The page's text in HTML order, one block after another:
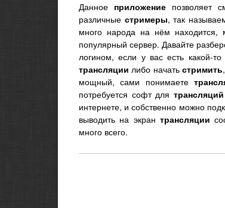
Данное приложениепозволяет
различные стримеры, так
много народа на нём находится,
популярный сервер. Давайте
логином, если у вас есть какой-
трансляции либо начатьстримить
мощный, сами понимаете
потребуется софт длятрансляций
интернете, и собственно можно
выводить на экран трансляции
много всего.